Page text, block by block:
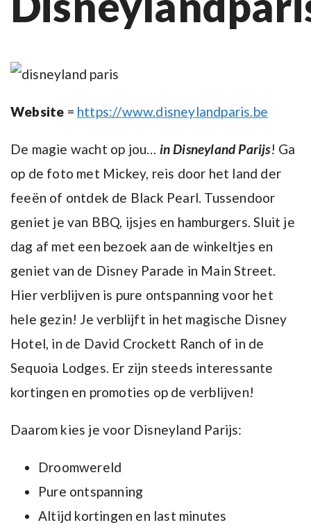
Website = https://www.disneylandparis.be
De magie wacht op jou… in Disneyland Parijs! Ga
op de foto met Mickey, reis door het land der
feeën of ontdek de Black Pearl. Tussendoor
geniet je van BBQ, ijsjes en hamburgers. Sluit je
dag af met een bezoek aan de winkeltjes en
geniet van de Disney Parade in Main Street.
Hier verblijven is pure ontspanning voor het
hele gezin! Je verblijft in het magische Disney
Hotel, in de David Crockett Ranch of in de
Sequoia Lodges. Er zijn steeds interessante
kortingen en promoties op de verblijven!
Daarom kies je voor Disneyland Parijs:
Droomwereld
Pure ontspanning
Altijd kortingen en last minutes